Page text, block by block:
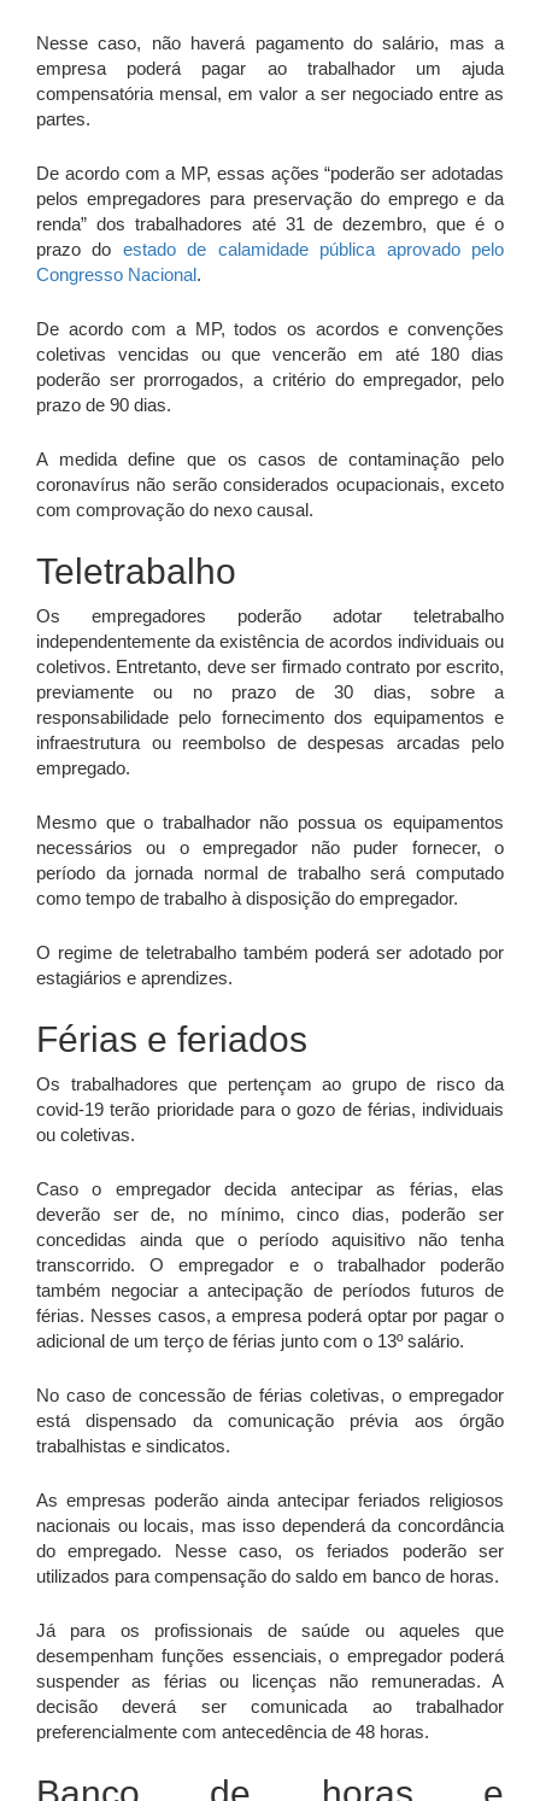
Nesse caso, não haverá pagamento do salário, mas a
empresa poderá pagar ao trabalhador um ajuda
compensatória mensal, em valor a ser negociado entre as
partes.
De acordo com a MP, essas ações “poderão ser adotadas
pelos empregadores para preservação do emprego e da
renda” dos trabalhadores até 31 de dezembro, que é o
prazo do estado de calamidade pública aprovado pelo
Congresso Nacional.
De acordo com a MP, todos os acordos e convenções
coletivas vencidas ou que vencerão em até 180 dias
poderão ser prorrogados, a critério do empregador, pelo
prazo de 90 dias.
A medida define que os casos de contaminação pelo
coronavírus não serão considerados ocupacionais, exceto
com comprovação do nexo causal.
Teletrabalho
Os empregadores poderão adotar teletrabalho
independentemente da existência de acordos individuais ou
coletivos. Entretanto, deve ser firmado contrato por escrito,
previamente ou no prazo de 30 dias, sobre a
responsabilidade pelo fornecimento dos equipamentos e
infraestrutura ou reembolso de despesas arcadas pelo
empregado.
Mesmo que o trabalhador não possua os equipamentos
necessários ou o empregador não puder fornecer, o
período da jornada normal de trabalho será computado
como tempo de trabalho à disposição do empregador.
O regime de teletrabalho também poderá ser adotado por
estagiários e aprendizes.
Férias e feriados
Os trabalhadores que pertençam ao grupo de risco da
covid-19 terão prioridade para o gozo de férias, individuais
ou coletivas.
Caso o empregador decida antecipar as férias, elas
deverão ser de, no mínimo, cinco dias, poderão ser
concedidas ainda que o período aquisitivo não tenha
transcorrido. O empregador e o trabalhador poderão
também negociar a antecipação de períodos futuros de
férias. Nesses casos, a empresa poderá optar por pagar o
adicional de um terço de férias junto com o 13º salário.
No caso de concessão de férias coletivas, o empregador
está dispensado da comunicação prévia aos órgão
trabalhistas e sindicatos.
As empresas poderão ainda antecipar feriados religiosos
nacionais ou locais, mas isso dependerá da concordância
do empregado. Nesse caso, os feriados poderão ser
utilizados para compensação do saldo em banco de horas.
Já para os profissionais de saúde ou aqueles que
desempenham funções essenciais, o empregador poderá
suspender as férias ou licenças não remuneradas. A
decisão deverá ser comunicada ao trabalhador
preferencialmente com antecedência de 48 horas.
Banco de horas e